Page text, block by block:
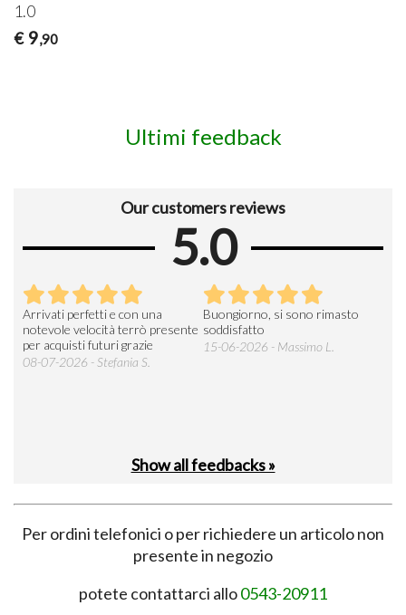
1.0
€ 9,90
Ultimi feedback
Our customers reviews
5.0
Arrivati perfetti e con una
notevole velocità terrò presente
per acquisti futuri grazie
08-07-2026 - Stefania S.
Buongiorno, si sono rimasto
soddisfatto
15-06-2026 - Massimo L.
Show all feedbacks »
Per ordini telefonici o per richiedere un articolo non
presente in negozio
potete contattarci allo0543-20911